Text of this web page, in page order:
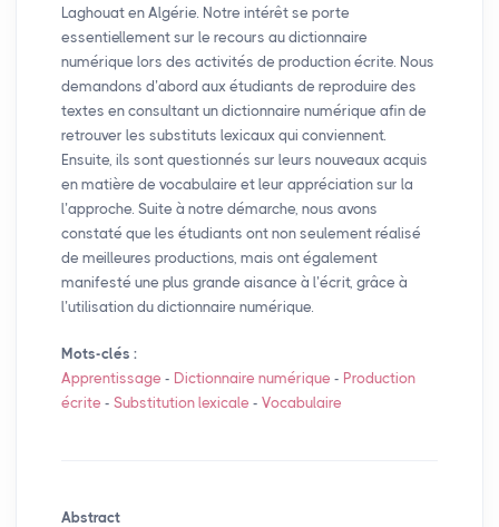
Laghouat en Algérie. Notre intérêt se porte
essentiellement sur le recours au dictionnaire
numérique lors des activités de production écrite. Nous
demandons d’abord aux étudiants de reproduire des
textes en consultant un dictionnaire numérique afin de
retrouver les substituts lexicaux qui conviennent.
Ensuite, ils sont questionnés sur leurs nouveaux acquis
en matière de vocabulaire et leur appréciation sur la
l’approche. Suite à notre démarche, nous avons
constaté que les étudiants ont non seulement réalisé
de meilleures productions, mais ont également
manifesté une plus grande aisance à l’écrit, grâce à
l’utilisation du dictionnaire numérique.
Mots-clés :
Apprentissage - Dictionnaire numérique - Production
écrite - Substitution lexicale - Vocabulaire
Abstract